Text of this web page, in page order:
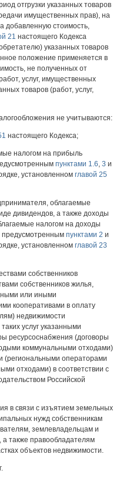
отгрузки указанных товаров
имущественных прав), на
добавленную стоимость,
21 настоящего Кодекса
указанных товаров
положение применяется в
не полученных от
услуг, имущественных
товаров (работ, услуг,
не учитываются:
настоящего Кодекса;
налогом на прибыль
пунктами 1.6, 3 и
установленном главой 25
облагаемые
дивидендов, а также доходы
налогом на доходы
предусмотренным пунктами 2 и
установленном главой 23
собственников
собственников жилья,
или иными
кооперативами в оплату
недвижимости
услуг указанными
ресурсоснабжения (договоры
коммунальными отходами)
(региональными операторами
отходами) в соответствии с
Российской
в связи с изъятием земельных
нужд собственникам
землевладельцам и
а также правообладателям
объектов недвижимости.